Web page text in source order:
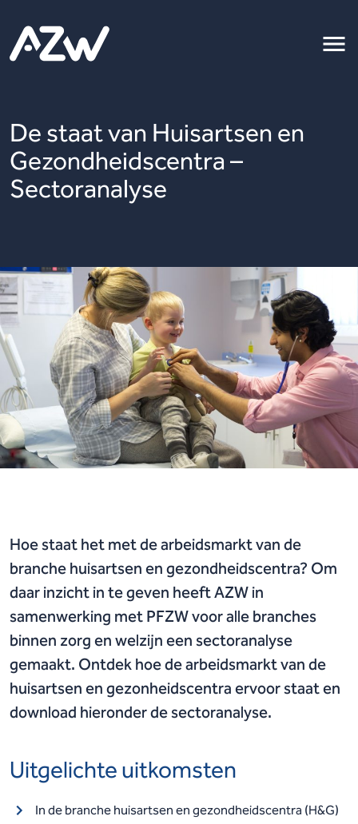
De staat van Huisartsen en
Gezondheidscentra –
Sectoranalyse
Hoe staat het met de arbeidsmarkt van de
branche huisartsen en gezondheidscentra? Om
daar inzicht in te geven heeft AZW in
samenwerking met PFZW voor alle branches
binnen zorg en welzijn een sectoranalyse
gemaakt. Ontdek hoe de arbeidsmarkt van de
huisartsen en gezonheidscentra ervoor staat en
download hieronder de sectoranalyse.
Uitgelichte uitkomsten
In de branche huisartsen en gezondheidscentra (H&G)